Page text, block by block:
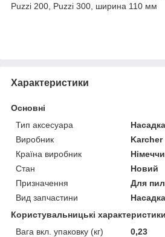
Puzzi 200, Puzzi 300, ширина 110 мм
Характеристики
Основні
Тип аксесуара
Насадка
Виробник
Karcher
Країна виробник
Стан
Новий
Призначення
Для
Вид запчастини
Насадка
Користувальницькі характеристики
Вага вкл. упаковку (кг)
0,23